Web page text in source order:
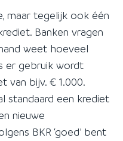
maar tegelijk ook één
Banken vragen
weet hoeveel
er gebruik wordt
van bijv. € 1.000.
standaard een krediet
nieuwe
BKR ‘goed’ bent